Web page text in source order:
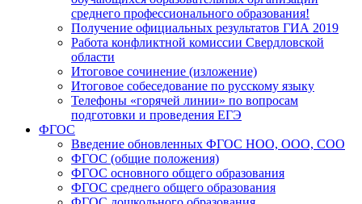
среднего профессионального образования!
Получение официальных результатов ГИА 2019
Работа конфликтной комиссии Свердловской
области
Итоговое сочинение (изложение)
Итоговое собеседование по русскому языку
Телефоны «горячей линии» по вопросам
подготовки и проведения ЕГЭ
ФГОС
Введение обновленных ФГОС НОО, ООО, СОО
ФГОС (общие положения)
ФГОС основного общего образования
ФГОС среднего общего образования